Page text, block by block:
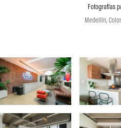
Fotografías
Medellín,